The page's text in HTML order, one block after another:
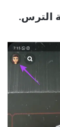
الترس.